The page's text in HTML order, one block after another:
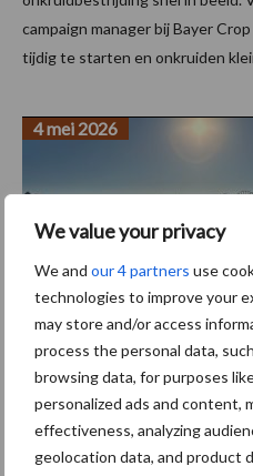
We value your privacy
We and our 4 partners use
technologies to improve your
may store and/or access
process the personal data,
browsing data, for purposes
personalized ads and content,
effectiveness, analyzing
geolocation data, and product
campaign manager bij Bayer
tijdig te starten en onkruiden
alternatief voor
4 mei 2026
Wasse Mechanisatie heeft een